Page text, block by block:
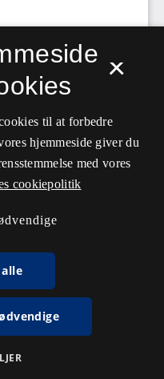
×
til at forbedre
hjemmeside giver du
med vores
cookiepolitik